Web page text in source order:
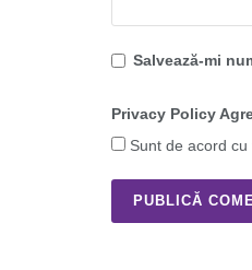
Salvează-mi
Privacy Policy
Sunt de acord